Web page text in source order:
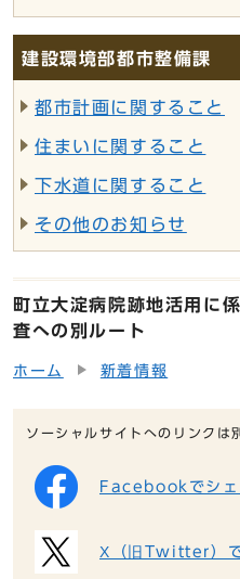
建設環境部都市整備課
都市計画に関すること
住まいに関すること
下水道に関すること
その他のお知らせ
町立大淀病院跡地活用に
査への別ルート
ホーム 新着情報
ソーシャルサイトへのリンクは
Facebookでシェ
X（旧Twitter）